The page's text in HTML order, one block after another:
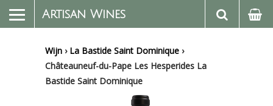
Artisan Wines
Wijn › La Bastide Saint Dominique ›
Châteauneuf-du-Pape Les Hesperides La
Bastide Saint Dominique